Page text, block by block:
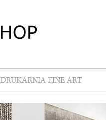
DRUKARNIA FINE ART